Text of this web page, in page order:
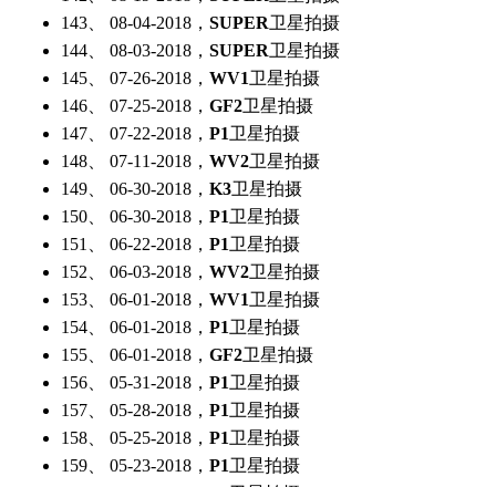
143、 08-04-2018， SUPER卫星拍摄
144、 08-03-2018， SUPER卫星拍摄
145、 07-26-2018， WV1卫星拍摄
146、 07-25-2018， GF2卫星拍摄
147、 07-22-2018， P1卫星拍摄
148、 07-11-2018， WV2卫星拍摄
149、 06-30-2018， K3卫星拍摄
150、 06-30-2018， P1卫星拍摄
151、 06-22-2018， P1卫星拍摄
152、 06-03-2018， WV2卫星拍摄
153、 06-01-2018， WV1卫星拍摄
154、 06-01-2018， P1卫星拍摄
155、 06-01-2018， GF2卫星拍摄
156、 05-31-2018， P1卫星拍摄
157、 05-28-2018， P1卫星拍摄
158、 05-25-2018， P1卫星拍摄
159、 05-23-2018， P1卫星拍摄